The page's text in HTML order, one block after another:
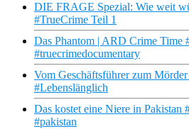
DIE FRAGE Spezial: Wie weit
#TrueCrime Teil 1
Das Phantom | ARD Crime Time
#truecrimedocumentary
Vom Geschäftsführer zum
#Lebenslänglich
Das kostet eine Niere in Pakistan
#pakistan